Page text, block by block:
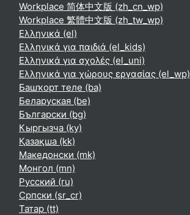
Workplace 简体中文版 ‎(zh_cn_wp)‎
Workplace 繁體中文版 ‎(zh_tw_wp)‎
Ελληνικά ‎(el)‎
Ελληνικά για παιδιά ‎(el_kids)‎
Ελληνικά για σχολές ‎(el_uni)‎
Ελληνικά για χώρους εργασίας ‎(el_wp)‎
Башҡорт теле ‎(ba)‎
Беларуская ‎(be)‎
Български ‎(bg)‎
Кыргызча ‎(ky)‎
Қазақша ‎(kk)‎
Македонски ‎(mk)‎
Монгол ‎(mn)‎
Русский ‎(ru)‎
Српски ‎(sr_cr)‎
Татар ‎(tt)‎